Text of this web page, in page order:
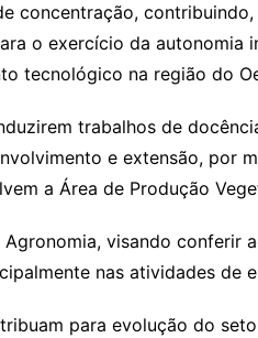
concentração,
o exercício da autonomia
tecnológico na região do
trabalhos de
e extensão, por
a Área de Produção
visando conferir
nas atividades de
para evolução do